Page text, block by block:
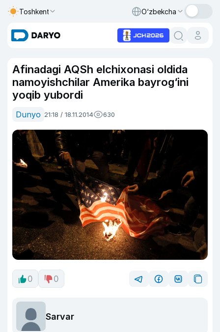
Toshkent O‘zbekcha
Afinadagi AQSh elchixonasi oldida
namoyishchilar Amerika bayrog‘ini
yoqib yubordi
Dunyo 21:18 / 18.11.2014 630
0 0
Sarvar